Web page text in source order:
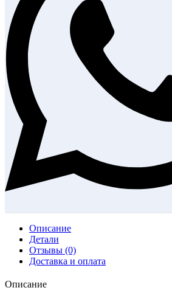
Описание
Детали
Отзывы (0)
Доставка и оплата
Описание